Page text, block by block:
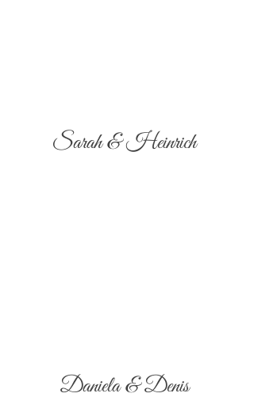
Sarah & Heinrich
Daniela & Denis